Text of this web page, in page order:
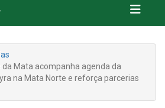
Mata acompanha agenda da
na Mata Norte e reforça parcerias